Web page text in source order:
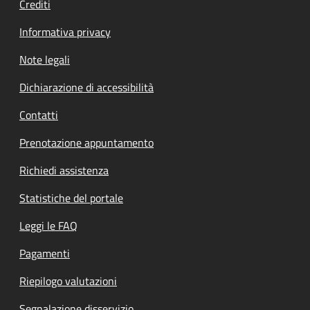
Crediti
Informativa privacy
Note legali
Dichiarazione di accessibilità
Contatti
Prenotazione appuntamento
Richiedi assistenza
Statistiche del portale
Leggi le FAQ
Pagamenti
Riepilogo valutazioni